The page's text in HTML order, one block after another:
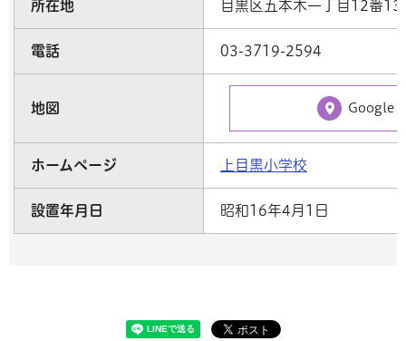
所在地 目黒区五本木一丁目12番13
電話 03-3719-2594
地図 Google
ホームページ 上目黒小学校
設置年月日 昭和16年4月1日